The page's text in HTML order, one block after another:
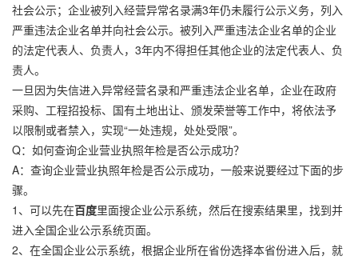
社会公示；企业被列入经营异常名录满3年仍未履行公示义务，列入
严重违法企业名单并向社会公示。被列入严重违法企业名单的企业
的法定代表人、负责人，3年内不得担任其他企业的法定代表人、负
责人。
一旦因为失信进入异常经营名录和严重违法企业名单，企业在政府
采购、工程招投标、国有土地出让、颁发荣誉等工作中，将依法予
以限制或者禁入，实现“一处违规，处处受限”。
Q：如何查询企业营业执照年检是否公示成功？
A：查询企业营业执照年检是否公示成功，一般来说要经过下面的步
骤。
1、可以先在百度里面搜企业公示系统，然后在搜索结果里，找到并
进入全国企业公示系统页面。
2、在全国企业公示系统，根据企业所在省份选择本省份进入后，就